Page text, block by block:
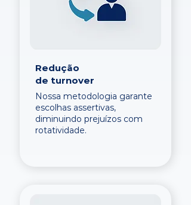
Redução
de turnover
Nossa metodologia garante
escolhas assertivas,
diminuindo prejuízos com
rotatividade.